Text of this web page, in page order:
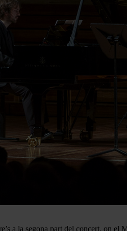
a la segona part del concert, on